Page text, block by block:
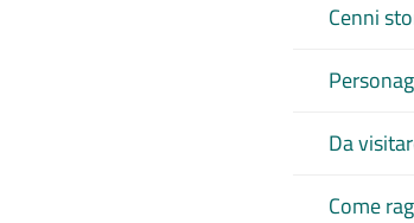
Cenni
Da
Come